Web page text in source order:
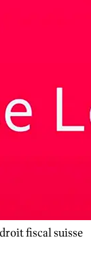
fiscal suisse